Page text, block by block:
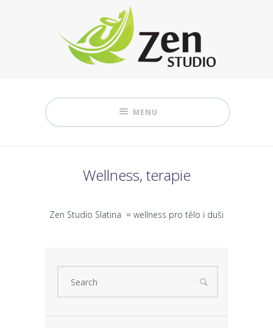
MENU
Wellness, terapie
Zen Studio Slatina = wellness pro tělo i duši